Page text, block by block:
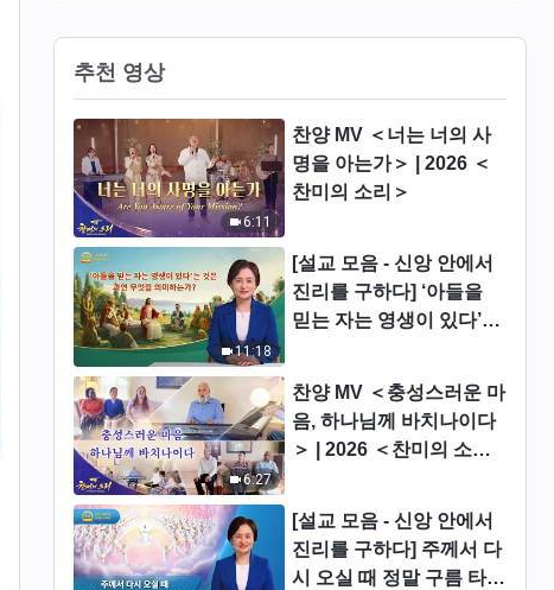
24:00
더 이상 남과 경쟁하지 않습니다
34:18
감추고 위장하여 자신을 해치다
|그리스도인의 체험 간증 513회
46:33
악인을 출교한 체험 |그리스도인
의 체험 간증 512회
41:23
‘은혜는 반드시 보답하라’는 말
에 대한 성찰 |그리스도인의 체
험 간증 511회
48:44
‘자기가 원치 않는 것을 남에게
강요하지 마라’에 대한 반성 |그
리스도인의 체험 간증 510회
추천 영상
6:11
찬양 MV ＜너는 너의 사
명을 아는가＞ | 2026 ＜
찬미의 소리＞
11:18
[설교 모음 - 신앙 안에서
진리를 구하다] ‘아들을
믿는 자는 영생이 있다’는
6:27
찬양 MV ＜충성스러운 마
음, 하나님께 바치나이다
＞ | 2026 ＜찬미의 소리
[설교 모음 - 신앙 안에서
진리를 구하다] 주께서 다
시 오실 때 정말 구름 타고